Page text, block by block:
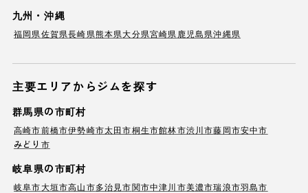
九州・沖縄
福岡県佐賀県長崎県熊本県大分県宮崎県 鹿児島県沖縄県
主要エリアからジムを探す
群馬県の市町村
高崎市前橋市伊勢崎市太田市桐生市館林市渋川市藤岡市安中市
みどり市
岐阜県の市町村
岐阜市大垣市高山市多治見市関市中津川市美濃市瑞浪市羽島市